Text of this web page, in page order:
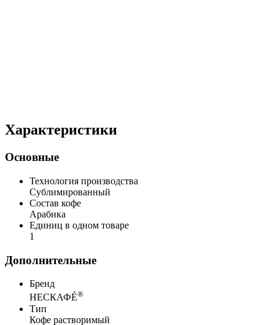
Характеристики
Основные
Технология производства
Сублимированный
Состав кофе
Арабика
Единиц в одном товаре
1
Дополнительные
Бренд
НЕСКАФÉ®
Тип
Кофе растворимый